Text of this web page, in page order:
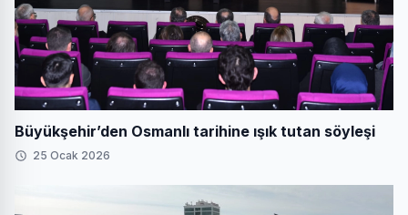
Büyükşehir’den Osmanlı tarihine ışık tutan söyleşi
25 Ocak 2026